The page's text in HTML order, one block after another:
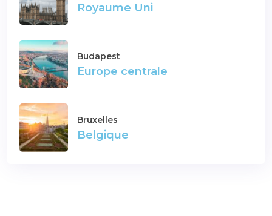
Royaume Uni
Budapest
Europe centrale
Bruxelles
Belgique